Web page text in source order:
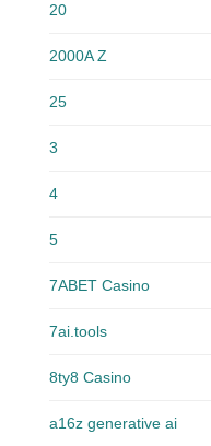
20
2000A Z
25
3
4
5
7ABET Casino
7ai.tools
8ty8 Casino
a16z generative ai